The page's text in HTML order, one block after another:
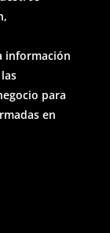
información
para
en